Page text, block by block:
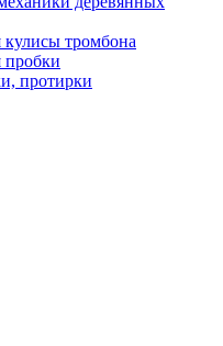
кулисы тромбона
пробки
протирки